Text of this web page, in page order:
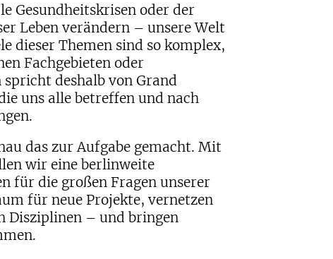
Gesundheitskrisen oder der
Leben verändern – unsere Welt
dieser Themen sind so komplex,
Fachgebieten oder
deshalb von Grand
uns alle betreffen und nach
das zur Aufgabe gemacht. Mit
wir eine berlinweite
für die großen Fragen unserer
für neue Projekte, vernetzen
Disziplinen – und bringen